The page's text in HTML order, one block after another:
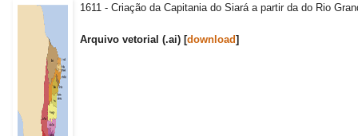
1611 - Criação da Capitania do Siará a partir da do Rio
Arquivo vetorial (.ai) [download]